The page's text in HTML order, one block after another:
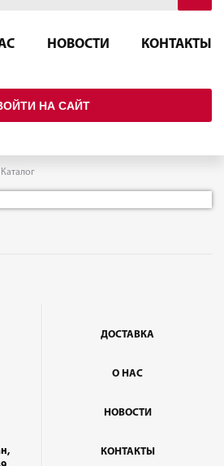
НОВОСТИ КОНТАКТЫ
НА САЙТ
Каталог
ДОСТАВКА
О НАС
НОВОСТИ
КОНТАКТЫ